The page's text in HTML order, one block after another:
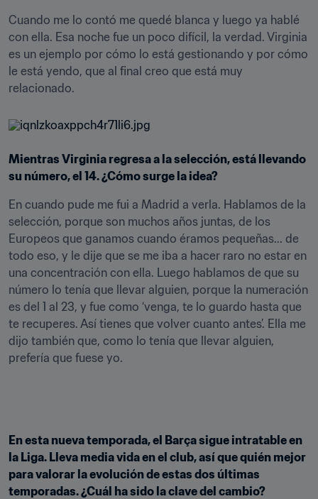
Cuando me lo contó me quedé blanca y luego ya hablé
con ella. Esa noche fue un poco difícil, la verdad. Virginia
es un ejemplo por cómo lo está gestionando y por cómo
le está yendo, que al final creo que está muy
relacionado.
Mientras Virginia regresa a la selección, está llevando
su número, el 14. ¿Cómo surge la idea?
En cuando pude me fui a Madrid a verla. Hablamos de la
selección, porque son muchos años juntas, de los
Europeos que ganamos cuando éramos pequeñas... de
todo eso, y le dije que se me iba a hacer raro no estar en
una concentración con ella. Luego hablamos de que su
número lo tenía que llevar alguien, porque la numeración
es del 1 al 23, y fue como ‘venga, te lo guardo hasta que
te recuperes. Así tienes que volver cuanto antes’. Ella me
dijo también que, como lo tenía que llevar alguien,
prefería que fuese yo.
En esta nueva temporada, el Barça sigue intratable en
la Liga. Lleva media vida en el club, así que quién mejor
para valorar la evolución de estas dos últimas
temporadas. ¿Cuál ha sido la clave del cambio?